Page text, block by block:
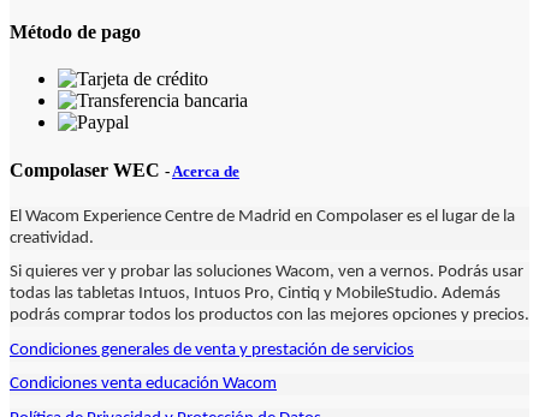
Método de pago
Compolaser WEC - Acerca de
El Wacom Experience Centre de Madrid en Compolaser es el lugar de la
creatividad.
Si quieres ver y probar las soluciones Wacom, ven a vernos. Podrás usar
todas las tabletas Intuos, Intuos Pro, Cintiq y MobileStudio. Además
podrás comprar todos los productos con las mejores opciones y precios.
Condiciones generales de venta y prestación de servicios
Condiciones venta educación Wacom